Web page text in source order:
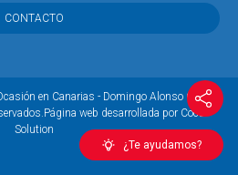
¿Te ayudamos?
CONTACTO
en Canarias - Domingo Alonso Group,
Página web desarrollada por Coco
Solution